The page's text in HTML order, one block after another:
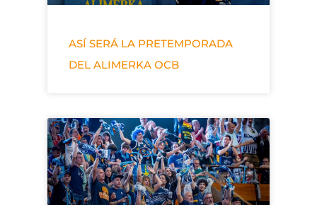
ASÍ SERÁ LA PRETEMPORADA
DEL ALIMERKA OCB